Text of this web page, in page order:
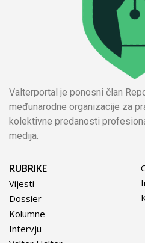
Valterportal je ponosni član
međunarodne organizacije za
kolektivne predanosti
medija.
RUBRIKE
Vijesti
Dossier
Kolumne
Intervju